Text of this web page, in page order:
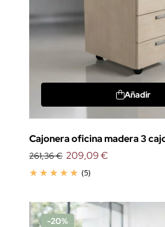
Añadir
Cajonera oficina madera 3
261,36 €
(5)
209,09 €
-20%